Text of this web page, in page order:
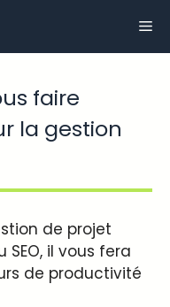
faire
la gestion
de projet
il vous fera
de productivité